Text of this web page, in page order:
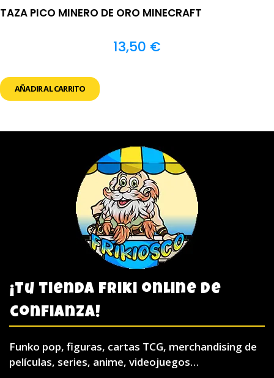
TAZA PICO MINERO DE ORO MINECRAFT
13,50 €
AÑADIR AL CARRITO
¡Tu tienda friki online de
confianza!
Funko pop, figuras, cartas TCG, merchandising de
películas, series, anime, videojuegos…